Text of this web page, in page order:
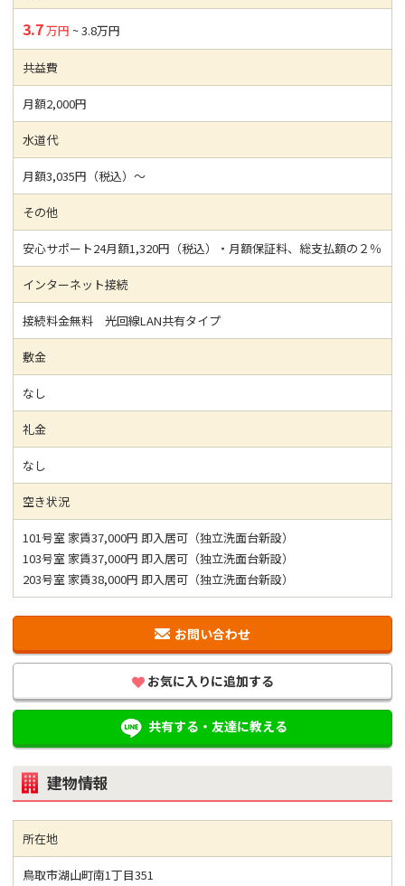
3.7万円 ~ 3.8万円
共益費
月額2,000円
水道代
月額3,035円（税込）～
その他
安心サポート24月額1,320円（税込）・月額保証料、総支払額の２％
インターネット接続
接続料金無料 光回線LAN共有タイプ
敷金
なし
礼金
なし
空き状況
101号室 家賃37,000円 即入居可（独立洗面台新設）
103号室 家賃37,000円 即入居可（独立洗面台新設）
203号室 家賃38,000円 即入居可（独立洗面台新設）
お問い合わせ
お気に入りに追加する
共有する・友達に教える
建物情報
所在地
鳥取市湖山町南1丁目351